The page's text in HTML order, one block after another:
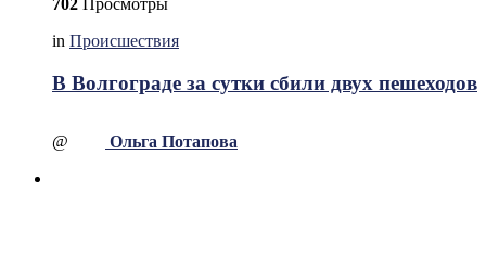
702 Просмотры
in Происшествия
В Волгограде за сутки сбили двух пешеходов
@ Ольга Потапова